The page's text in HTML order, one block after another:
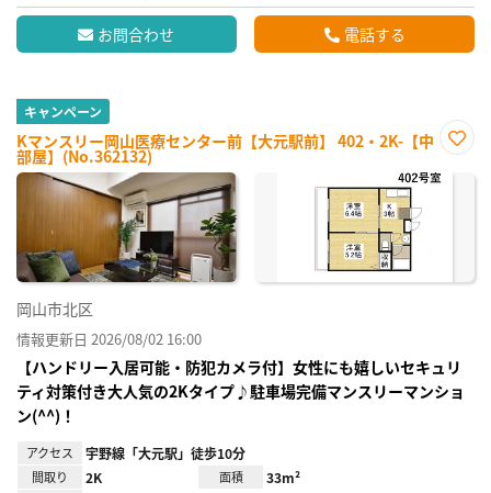
お問合わせ 電話する
キャンペーン
Kマンスリー岡山医療センター前【大元駅前】 402・2K-【中
部屋】(No.362132)
に入
岡山市北区
情報更新日 2026/08/02 16:00
【ハンドリー入居可能・防犯カメラ付】女性にも嬉しいセキュリ
ティ対策付き大人気の2Kタイプ♪駐車場完備マンスリーマンショ
ン(^^)！
アクセス 宇野線「大元駅」徒歩10分
間取り 2K 面積 33m²